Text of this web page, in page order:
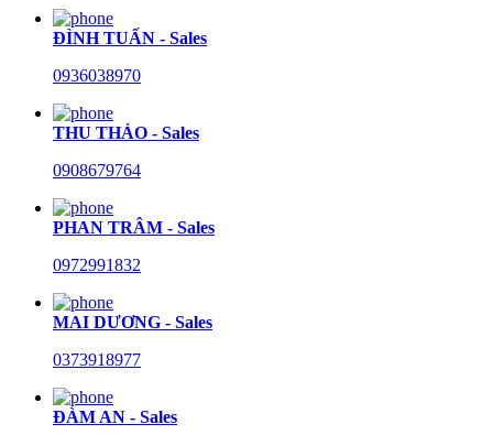
ĐÌNH TUẤN - Sales
0936038970
THU THẢO - Sales
0908679764
PHAN TRÂM - Sales
0972991832
MAI DƯƠNG - Sales
0373918977
ĐÀM AN - Sales